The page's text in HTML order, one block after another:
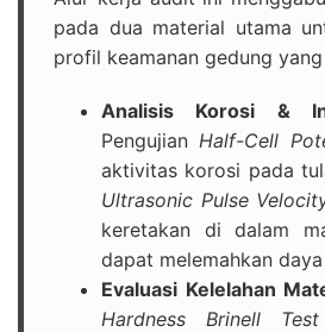
pada dua material utama
profil keamanan gedung
Analisis Korosi &
Pengujian Half-Cell
aktivitas korosi pada
Ultrasonic Pulse
keretakan di dalam
dapat melemahkan
Evaluasi Kelelahan
Hardness Brinell Test